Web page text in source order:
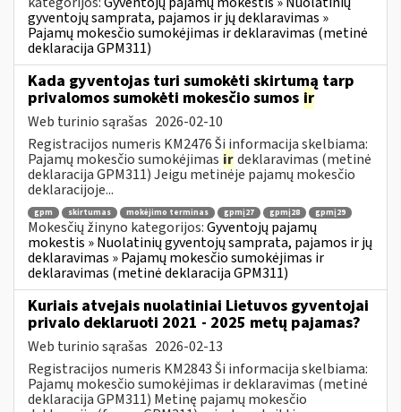
gyventojų samprata, pajamos ir jų deklaravimas »
Pajamų mokesčio sumokėjimas ir deklaravimas (metinė
deklaracija GPM311)
Kada gyventojas turi sumokėti skirtumą tarp
privalomos sumokėti mokesčio sumos ir
Web turinio sąrašas 2026-02-10
Registracijos numeris KM2476 Ši informacija skelbiama:
Pajamų mokesčio sumokėjimas irdeklaravimas (metinė
deklaracija GPM311) Jeigu metinėje pajamų mokesčio
deklaracijoje...
gpm skirtumas mokėjimo terminas gpmį27 gpmį28 gpmį29
Mokesčių žinyno kategorijos:Gyventojų pajamų
mokestis » Nuolatinių gyventojų samprata, pajamos ir jų
deklaravimas » Pajamų mokesčio sumokėjimas ir
deklaravimas (metinė deklaracija GPM311)
Kuriais atvejais nuolatiniai Lietuvos gyventojai
privalo deklaruoti 2021 - 2025 metų pajamas?
Web turinio sąrašas 2026-02-13
Registracijos numeris KM2843 Ši informacija skelbiama:
Pajamų mokesčio sumokėjimas ir deklaravimas (metinė
deklaracija GPM311) Metinę pajamų mokesčio